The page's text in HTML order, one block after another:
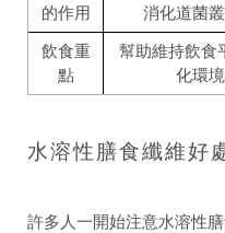
的作用
消化道菌
飲食重
點
幫助維持飲食
化環境
水溶性膳食纖維好
許多人一開始注意水溶性